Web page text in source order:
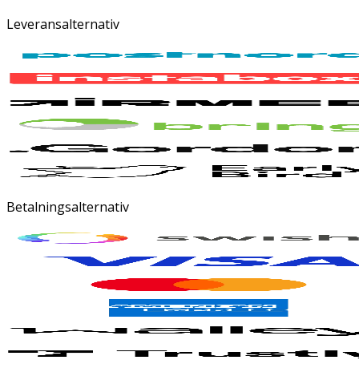
Leveransalternativ
Betalningsalternativ